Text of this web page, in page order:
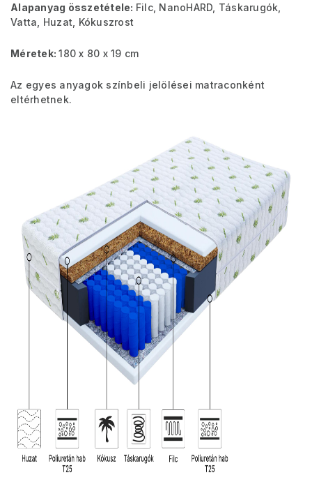
Alapanyag összetétele: Filc, NanoHARD, Táskarugók,
Vatta, Huzat, Kókuszrost
Méretek:180 x 80 x 19 cm
Az egyes anyagok színbeli jelölései matraconként
eltérhetnek.